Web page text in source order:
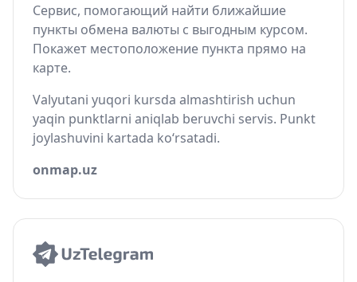
Сервис, помогающий найти ближайшие
пункты обмена валюты с выгодным курсом.
Покажет местоположение пункта прямо на
карте.
Valyutani yuqori kursda almashtirish uchun
yaqin punktlarni aniqlab beruvchi servis. Punkt
joylashuvini kartada ko‘rsatadi.
onmap.uz